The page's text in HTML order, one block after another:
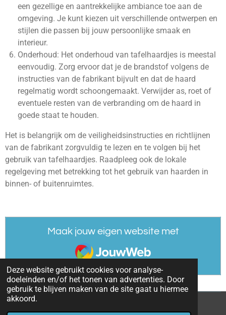
Deze website gebruikt cookies voor analyse-
doeleinden en/of het tonen van advertenties. Door
gebruik te blijven maken van de site gaat u hiermee
akkoord.
een gezellige en aantrekkelijke ambiance toe aan de
omgeving. Je kunt kiezen uit verschillende ontwerpen en
stijlen die passen bij jouw persoonlijke smaak en
interieur.
Onderhoud: Het onderhoud van tafelhaardjes is meestal
eenvoudig. Zorg ervoor dat je de brandstof volgens de
instructies van de fabrikant bijvult en dat de haard
regelmatig wordt schoongemaakt. Verwijder as, roet of
eventuele resten van de verbranding om de haard in
goede staat te houden.
Het is belangrijk om de veiligheidsinstructies en richtlijnen
van de fabrikant zorgvuldig te lezen en te volgen bij het
gebruik van tafelhaardjes. Raadpleeg ook de lokale
regelgeving met betrekking tot het gebruik van haarden in
binnen- of buitenruimtes.
Maak jouw eigen website met
JouwWeb